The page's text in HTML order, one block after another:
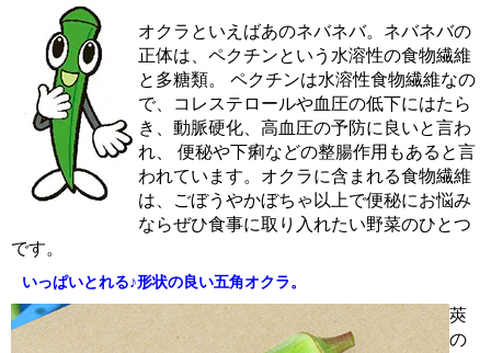
オクラといえばあのネバネバ。ネバネバの
正体は、ペクチンという水溶性の食物繊維
と多糖類。 ペクチンは水溶性食物繊維なの
で、コレステロールや血圧の低下にはたら
き、動脈硬化、高血圧の予防に良いと言わ
れ、 便秘や下痢などの整腸作用もあると言
われています。オクラに含まれる食物繊維
は、ごぼうやかぼちゃ以上で便秘にお悩み
ならぜひ食事に取り入れたい野菜のひとつ
です。
いっぱいとれる♪形状の良い五角オクラ。
莢
の